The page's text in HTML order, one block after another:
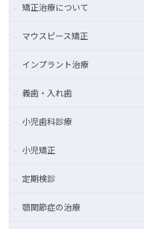
矯正治療について
マウスピース矯正
インプラント治療
義歯・入れ歯
小児歯科診療
小児矯正
定期検診
顎関節症の治療